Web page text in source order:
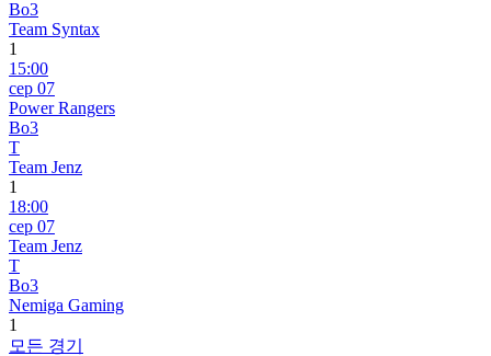
Bo3
Team Syntax
1
15:00
сер 07
Power Rangers
Bo3
T
Team Jenz
1
18:00
сер 07
Team Jenz
T
Bo3
Nemiga Gaming
1
모든 경기